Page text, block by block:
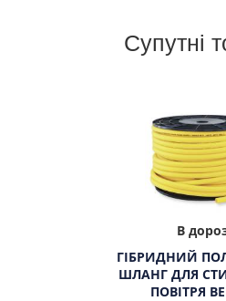
Супутні
В
ГІБРИДНИЙ
ШЛАНГ ДЛЯ
ПОВІТРЯ